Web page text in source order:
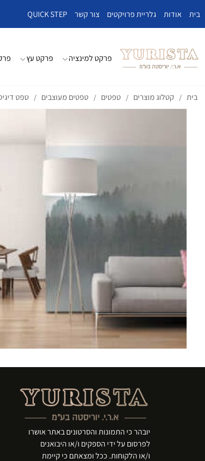
בית אודות גלריית פרויקטים צור קשר QUICK STEP
פרקט למינציה פרקט עץ
בית / קטלוג מוצרים / טפטים / טפטים מעוצבים / טפט
יובהר כי התמונות והסרטונים באתר אושרו
לפרסום על ידי הספקים ו/או היבואנים
ו/או הלקוחות. ככל ומצאתם כי קיימת